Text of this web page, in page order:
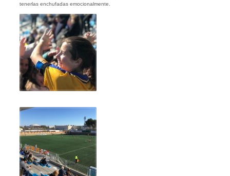
tenerlas enchufadas emocionalmente.